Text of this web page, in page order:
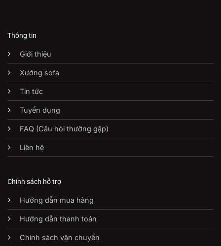
Thông tin
Giới thiệu
Xưởng sofa
Tin tức
Tuyển dụng
FAQ (Câu hỏi thường gặp)
Liên hệ
Chính sách hỗ trợ
Hướng dẫn mua hàng
Hướng dẫn thanh toán
Chính sách vận chuyển